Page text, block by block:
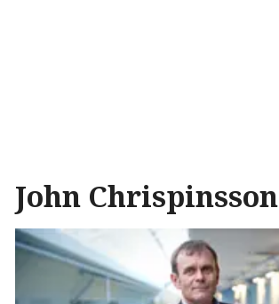
John Chrispinsson